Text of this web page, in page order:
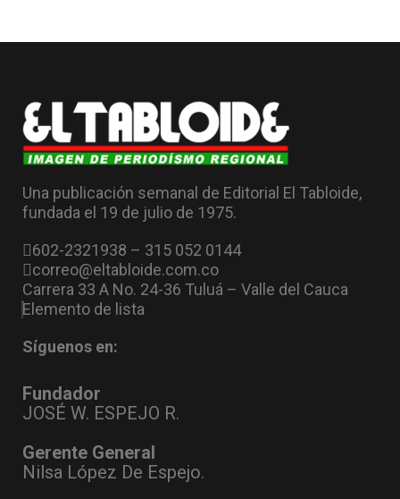
Una publicación semanal de Editorial El Tabloide,
fundada el 19 de julio de 1975.
602-2321938 – 315 052 0144
correo@eltabloide.com.co
Carrera 33 A No. 24-36 Tuluá – Valle del Cauca
Elemento de lista
Síguenos en:
Fundador
JOSÉ W. ESPEJO R.
Gerente General
Nilsa López De Espejo.